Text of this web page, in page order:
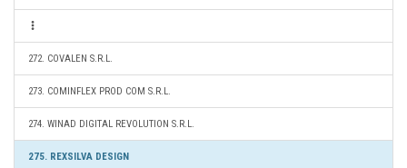
272. COVALEN S.R.L.
273. COMINFLEX PROD COM S.R.L.
274. WINAD DIGITAL REVOLUTION S.R.L.
275. REXSILVA DESIGN